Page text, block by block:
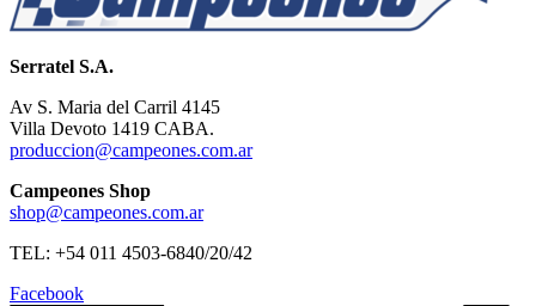
Serratel S.A.
Av S. Maria del Carril 4145
Villa Devoto 1419 CABA.
produccion@campeones.com.ar
Campeones Shop
shop@campeones.com.ar
TEL: +54 011 4503-6840/20/42
Facebook